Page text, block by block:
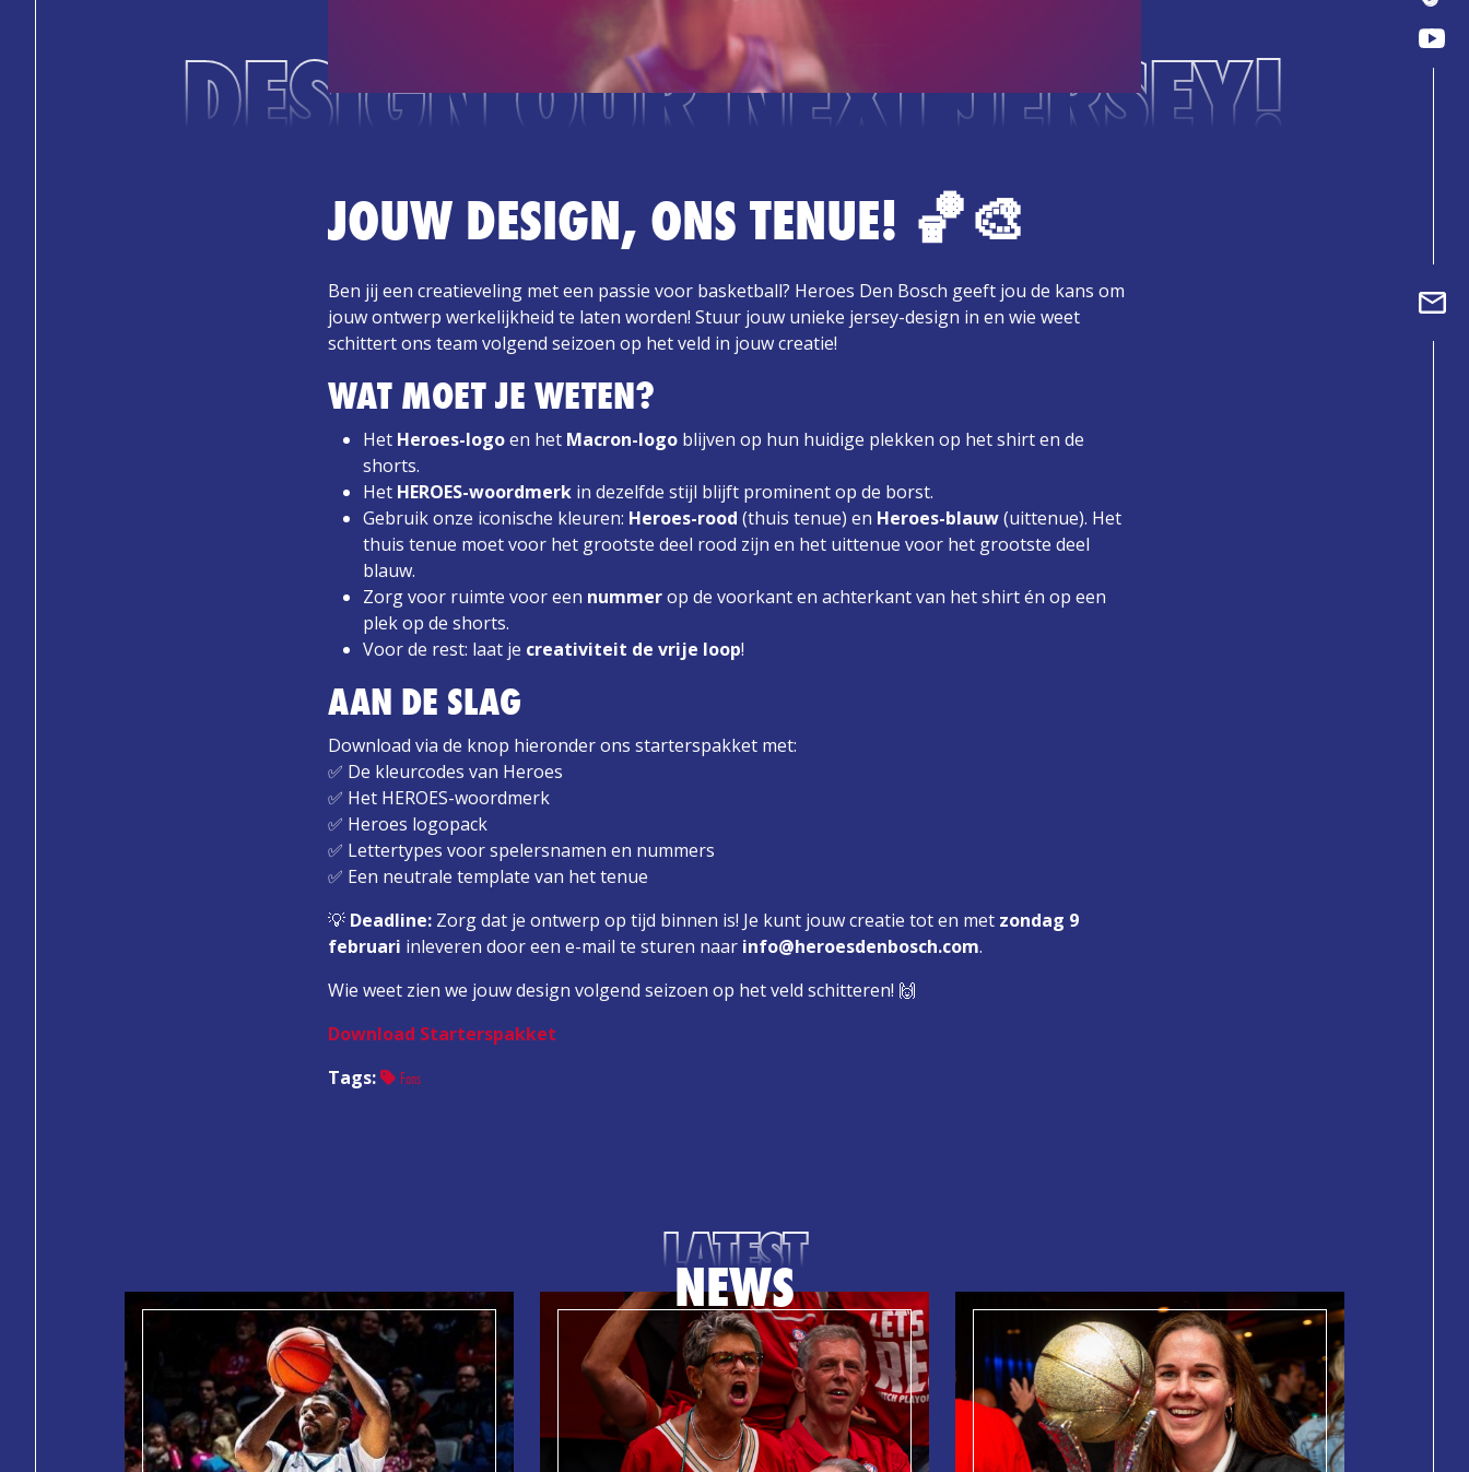
DESIGN OUR NEXT JERSEY!
JOUW DESIGN, ONS TENUE! 🏀🎨
Ben jij een creatieveling met een passie voor basketball? Heroes Den Bosch geeft jou de kans om
jouw ontwerp werkelijkheid te laten worden! Stuur jouw unieke jersey-design in en wie weet
schittert ons team volgend seizoen op het veld in jouw creatie!
WAT MOET JE WETEN?
Het Heroes-logoen het Macron-logo blijven op hun huidige plekken op het shirt en de
shorts.
Het HEROES-woordmerk in dezelfde stijl blijft prominent op de borst.
Gebruik onze iconische kleuren: Heroes-rood (thuis tenue) en Heroes-blauw(uittenue). Het
thuis tenue moet voor het grootste deel rood zijn en het uittenue voor het grootste deel
blauw.
Zorg voor ruimte voor een nummerop de voorkant en achterkant van het shirt én op een
plek op de shorts.
Voor de rest: laat je creativiteit de vrije loop!
AAN DE SLAG
Download via de knop hieronder ons starterspakket met:
✅ De kleurcodes van Heroes
✅ Het HEROES-woordmerk
✅ Heroes logopack
✅ Lettertypes voor spelersnamen en nummers
✅ Een neutrale template van het tenue
💡 Deadline: Zorg dat je ontwerp op tijd binnen is! Je kunt jouw creatie tot en met zondag 9
februari inleveren door een e-mail te sturen naar info@heroesdenbosch.com.
Wie weet zien we jouw design volgend seizoen op het veld schitteren! 🙌
Download Starterspakket
Tags:
Fans
LATEST
NEWS